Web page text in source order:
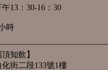
13：30-16：30
時
知飲】
街二段133號1樓